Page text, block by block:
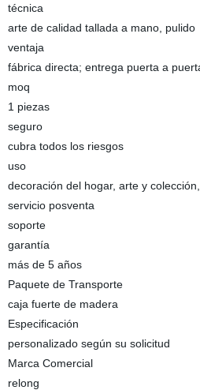
técnica
arte de calidad tallada a mano, pulido
ventaja
fábrica directa; entrega puerta a
moq
1 piezas
seguro
cubra todos los riesgos
uso
decoración del hogar, arte y
servicio posventa
soporte
garantía
más de 5 años
Paquete de Transporte
caja fuerte de madera
Especificación
personalizado según su solicitud
Marca Comercial
relong